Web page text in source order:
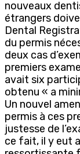
nouveaux
étrangers
Dental
du permis
deux cas
premiers
avait six
obtenu « a
Un nouvel
permis à ces
justesse de
ce fait, il y eut